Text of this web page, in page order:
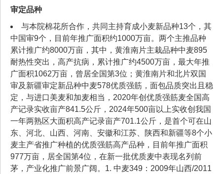
审定品种
与本院棉花所合作，共同主持育成小麦新品种13个，其
中国审9个，目前年推广面积约1000万亩。两个主推品种
累计推广约8000万亩，其中，黄淮南片主栽品种中麦895
耐热性突出，高产抗病，累计推广约4500万亩，最大年推
广面积1062万亩，曾居全国第3位；黄淮南片和北片双国
审及新疆审定新品种中麦578优质强筋，面包品质突出且稳
定，与进口美麦和加麦相当，2020年创优质强筋麦全国高
产记录实收亩产841.5公斤，2024年500亩以上实收创我国
一年两熟区大面积高产记录亩产701.1公斤，是首个可在山
东、河北、山西、河南、安徽和江苏、陕西和新疆等8个小
麦主产省推广种植的优质强筋高产品种，目前年推广面积
977万亩，居全国第4位，在新一批优质麦中表现名列前
茅，产业化推广前景广阔。1. 中麦349：2009年山西/2011